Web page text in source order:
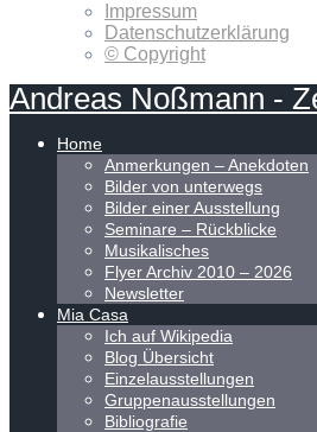
Impressum
Datenschutzerklärung
© Copyright
Andreas Noßmann -
Home
Anmerkungen – Anekdoten
Bilder von unterwegs
Bilder einer Ausstellung
Seminare – Rückblicke
Musikalisches
Flyer Archiv 2010 – 2026
Newsletter
Mia Casa
Ich auf Wikipedia
Blog Übersicht
Einzelausstellungen
Gruppenausstellungen
Bibliografie